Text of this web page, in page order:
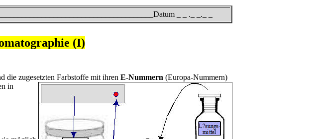
_ _ ._ _._ _
(I)
die zugesetzten Farbstoffe mit ihren E-Nummern (Europa-Nummern)
in